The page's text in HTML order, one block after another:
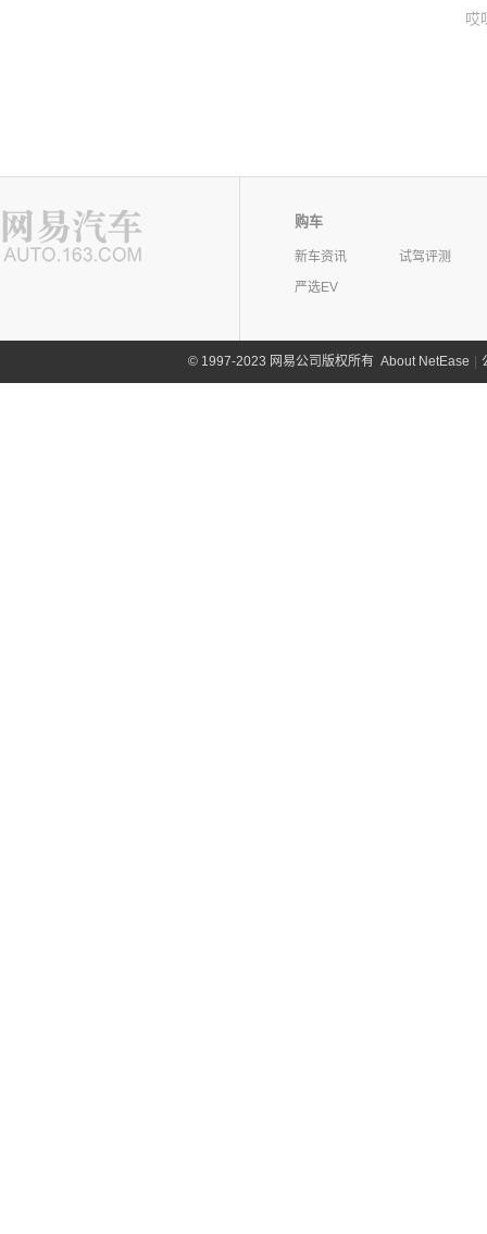
哎
购车
新车资讯
试驾评测
严选EV
©1997-2023 网易公司版权所有 About NetEase